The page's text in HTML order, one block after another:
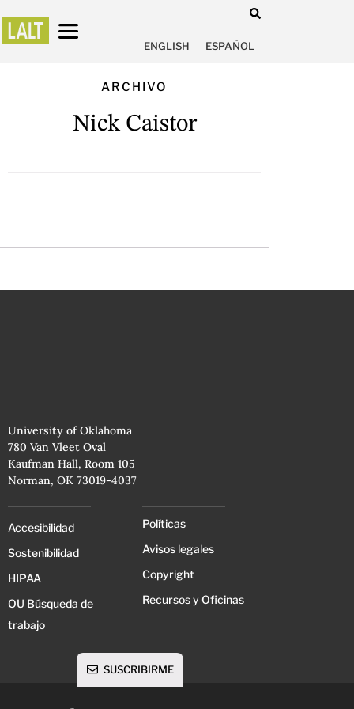
ENGLISH ESPAÑOL
ARCHIVO
Nick Caistor
University of Oklahoma
780 Van Vleet Oval
Kaufman Hall, Room 105
Norman, OK 73019-4037
Accesibilidad
Sostenibilidad
HIPAA
OU Búsqueda de
trabajo
Políticas
Avisos legales
Copyright
Recursos y Oficinas
SUSCRIBIRME